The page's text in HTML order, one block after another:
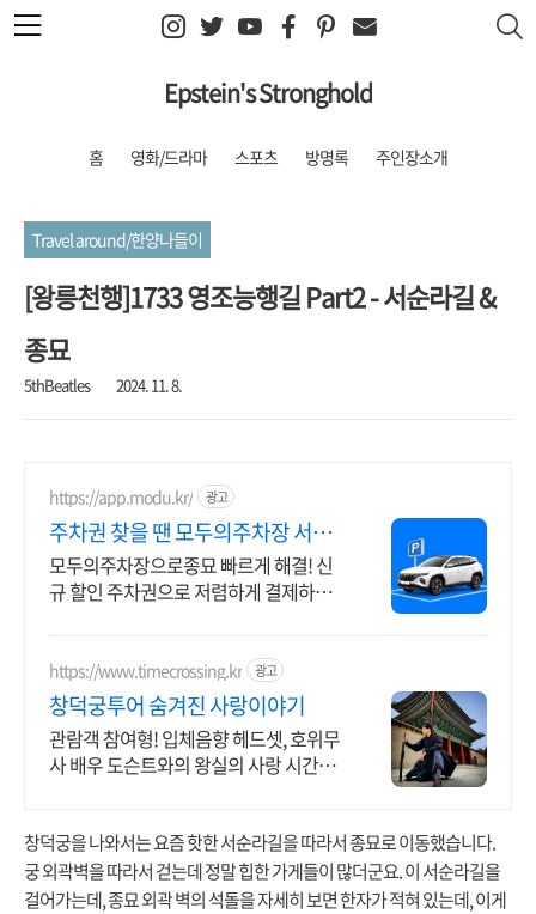
본문 바로가기
Epstein's Stronghold
홈 영화/드라마 스포츠 방명록 주인장소개
Travel around/한양나들이
[왕릉천행]1733 영조능행길 Part2 - 서순라길 &
종묘
5thBeatles 2024. 11. 8.
https://app.modu.kr/ 광고
주차권 찾을 땐 모두의주차장 서울
주차장 최대 80% 할인
모두의주차장으로종묘 빠르게 해결! 신
규 할인 주차권으로 저렴하게 결제하세
https://www.timecrossing.kr 광고
창덕궁투어 숨겨진 사랑이야기
관람객 참여형! 입체음향 헤드셋, 호위무
사 배우 도슨트와의 왕실의 사랑 시간여
창덕궁을 나와서는 요즘 핫한 서순라길을 따라서 종묘로 이동했습니다.
궁 외곽벽을 따라서 걷는데 정말 힙한 가게들이 많더군요. 이 서순라길을
걸어가는데, 종묘 외곽 벽의 석돌을 자세히 보면 한자가 적혀 있는데, 이게